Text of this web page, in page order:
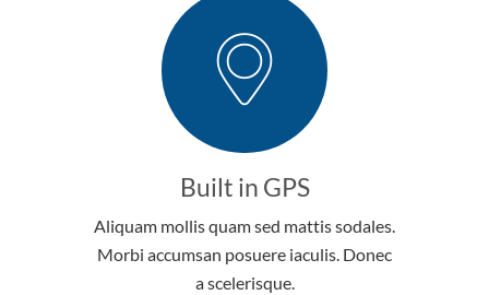
Built in GPS
Aliquam mollis quam sed mattis sodales.
Morbi accumsan posuere iaculis. Donec
a scelerisque.